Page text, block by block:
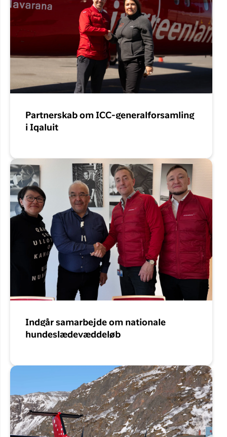
Partnerskab om ICC-generalforsamling
i Iqaluit
Indgår samarbejde om nationale
hundeslædevæddeløb